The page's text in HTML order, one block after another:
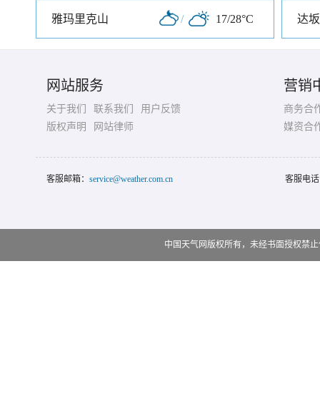
雅玛里克山 / 17/28°C 达
网站服务
关于我们 联系我们
用户反馈
版权声明
网站律师
营销
商务合
媒资合
客服邮箱： service@weather.com.cn 客服电
中国天气网版权所有，未经书面授权